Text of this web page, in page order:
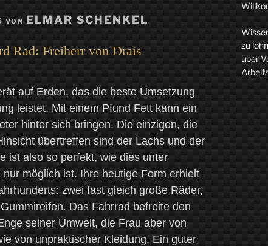
VON ELMAR SCHENKEL
Rad: Freiherr von Drais
auf Erden, das die beste Umsetzung
leistet. Mit einem Pfund Fett kann ein
hinter sich bringen. Die einzigen, die
übertreffen sind der Lachs und der
ist also so perfekt, wie dies unter
möglich ist. Ihre heutige Form erhielt
zwei fast gleich große Räder,
Das Fahrrad befreite den
seiner Umwelt, die Frau aber von
von unpraktischer Kleidung. Ein guter
zu
über